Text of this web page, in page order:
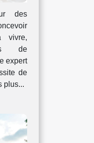
des
vivre,
de
expert
de
plus...